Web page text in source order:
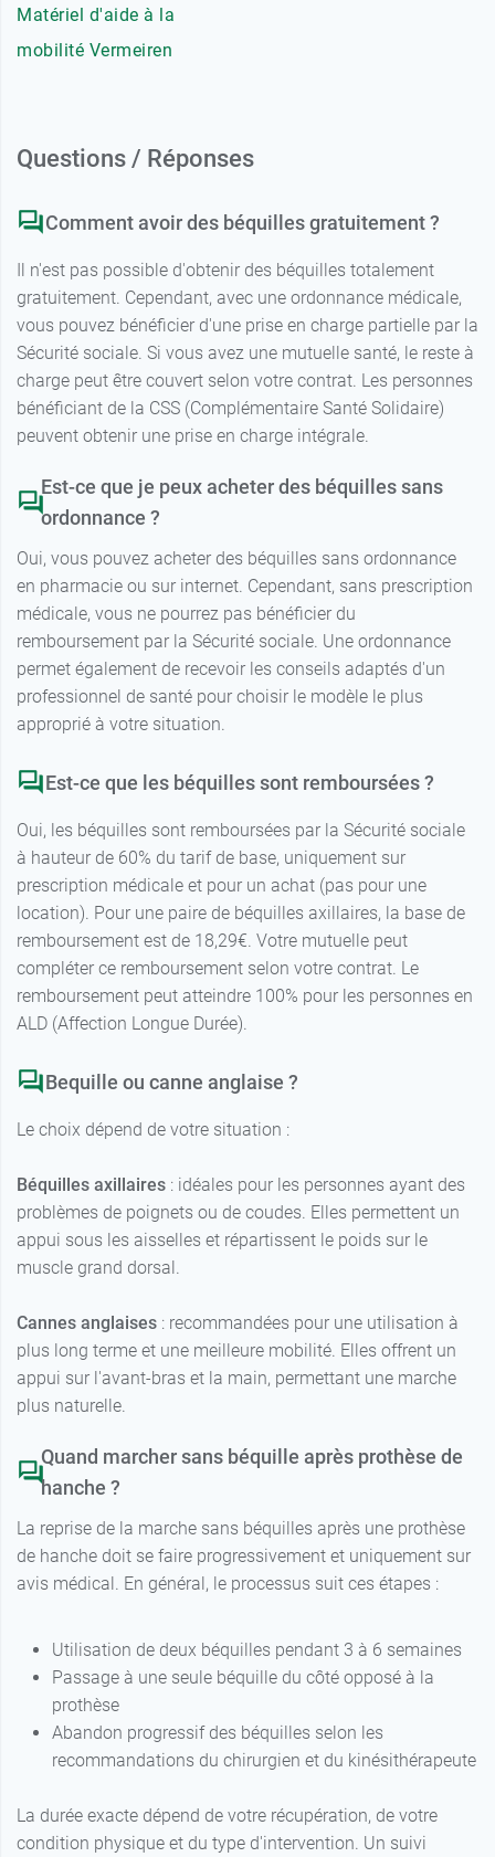
Matériel d'aide à la
mobilité Vermeiren
Questions / Réponses
Comment avoir des béquilles gratuitement ?
Il n'est pas possible d'obtenir des béquilles totalement
gratuitement. Cependant, avec une ordonnance médicale,
vous pouvez bénéficier d'une prise en charge partielle par la
Sécurité sociale. Si vous avez une mutuelle santé, le reste à
charge peut être couvert selon votre contrat. Les personnes
bénéficiant de la CSS (Complémentaire Santé Solidaire)
peuvent obtenir une prise en charge intégrale.
Est-ce que je peux acheter des béquilles sans
ordonnance ?
Oui, vous pouvez acheter des béquilles sans ordonnance
en pharmacie ou sur internet. Cependant, sans prescription
médicale, vous ne pourrez pas bénéficier du
remboursement par la Sécurité sociale. Une ordonnance
permet également de recevoir les conseils adaptés d'un
professionnel de santé pour choisir le modèle le plus
approprié à votre situation.
Est-ce que les béquilles sont remboursées ?
Oui, les béquilles sont remboursées par la Sécurité sociale
à hauteur de 60% du tarif de base, uniquement sur
prescription médicale et pour un achat (pas pour une
location). Pour une paire de béquilles axillaires, la base de
remboursement est de 18,29€. Votre mutuelle peut
compléter ce remboursement selon votre contrat. Le
remboursement peut atteindre 100% pour les personnes en
ALD (Affection Longue Durée).
Bequille ou canne anglaise ?
Le choix dépend de votre situation :
Béquilles axillaires : idéales pour les personnes ayant des
problèmes de poignets ou de coudes. Elles permettent un
appui sous les aisselles et répartissent le poids sur le
muscle grand dorsal.
Cannes anglaises : recommandées pour une utilisation à
plus long terme et une meilleure mobilité. Elles offrent un
appui sur l'avant-bras et la main, permettant une marche
plus naturelle.
Quand marcher sans béquille après prothèse de
hanche ?
La reprise de la marche sans béquilles après une prothèse
de hanche doit se faire progressivement et uniquement sur
avis médical. En général, le processus suit ces étapes :
Utilisation de deux béquilles pendant 3 à 6 semaines
Passage à une seule béquille du côté opposé à la
prothèse
Abandon progressif des béquilles selon les
recommandations du chirurgien et du kinésithérapeute
La durée exacte dépend de votre récupération, de votre
condition physique et du type d'intervention. Un suivi